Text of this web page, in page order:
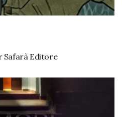
Safarà Editore